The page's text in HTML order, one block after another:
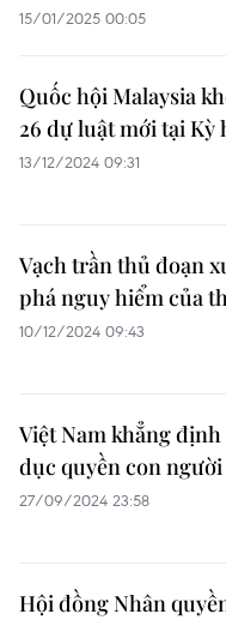
15/01/2025 00:05
Quốc hội Malaysia
26 dự luật mới tại Kỳ
13/12/2024 09:31
Vạch trần thủ đoạn
phá nguy hiểm của
10/12/2024 09:43
Việt Nam khẳng
dục quyền con người
27/09/2024 23:58
Hội đồng Nhân